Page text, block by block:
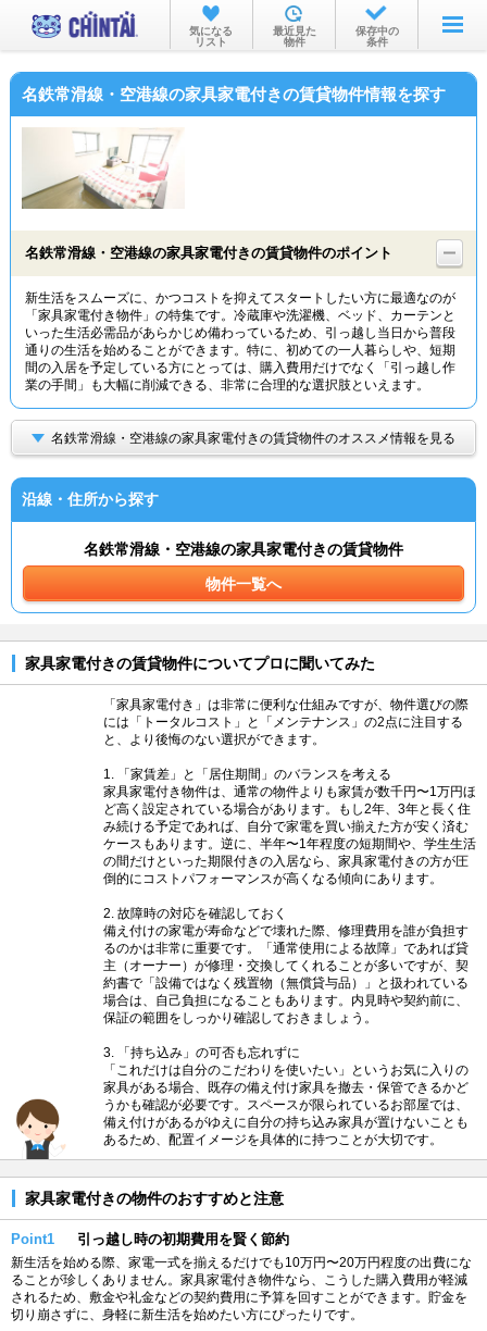
お部屋を探す
沿線・駅から
物件特集から
TOP
気になる
リスト
最近見た
物件
保存中の
条件
名鉄常滑線・空港線の家具家電付きの賃貸物件情報を探す
名鉄常滑線・空港線の家具家電付きの賃貸物件のポイント
新生活をスムーズに、かつコストを抑えてスタートしたい方に最適なのが
「家具家電付き物件」の特集です。冷蔵庫や洗濯機、ベッド、カーテンと
いった生活必需品があらかじめ備わっているため、引っ越し当日から普段
通りの生活を始めることができます。特に、初めての一人暮らしや、短期
間の入居を予定している方にとっては、購入費用だけでなく「引っ越し作
業の手間」も大幅に削減できる、非常に合理的な選択肢といえます。
名鉄常滑線・空港線の家具家電付きの賃貸物件のオススメ情報を見る
沿線・住所から探す
名鉄常滑線・空港線の家具家電付きの賃貸物件
物件一覧へ
家具家電付きの賃貸物件についてプロに聞いてみた
「家具家電付き」は非常に便利な仕組みですが、物件選びの際
には「トータルコスト」と「メンテナンス」の2点に注目する
と、より後悔のない選択ができます。
1. 「家賃差」と「居住期間」のバランスを考える
家具家電付き物件は、通常の物件よりも家賃が数千円〜1万円ほ
ど高く設定されている場合があります。もし2年、3年と長く住
み続ける予定であれば、自分で家電を買い揃えた方が安く済む
ケースもあります。逆に、半年〜1年程度の短期間や、学生生活
の間だけといった期限付きの入居なら、家具家電付きの方が圧
倒的にコストパフォーマンスが高くなる傾向にあります。
2. 故障時の対応を確認しておく
備え付けの家電が寿命などで壊れた際、修理費用を誰が負担す
るのかは非常に重要です。「通常使用による故障」であれば貸
主（オーナー）が修理・交換してくれることが多いですが、契
約書で「設備ではなく残置物（無償貸与品）」と扱われている
場合は、自己負担になることもあります。内見時や契約前に、
保証の範囲をしっかり確認しておきましょう。
3. 「持ち込み」の可否も忘れずに
「これだけは自分のこだわりを使いたい」というお気に入りの
家具がある場合、既存の備え付け家具を撤去・保管できるかど
うかも確認が必要です。スペースが限られているお部屋では、
備え付けがあるがゆえに自分の持ち込み家具が置けないことも
あるため、配置イメージを具体的に持つことが大切です。
家具家電付きの物件のおすすめと注意
Point1 引っ越し時の初期費用を賢く節約
新生活を始める際、家電一式を揃えるだけでも10万円〜20万円程度の出費にな
ることが珍しくありません。家具家電付き物件なら、こうした購入費用が軽減
されるため、敷金や礼金などの契約費用に予算を回すことができます。貯金を
切り崩さずに、身軽に新生活を始めたい方にぴったりです。